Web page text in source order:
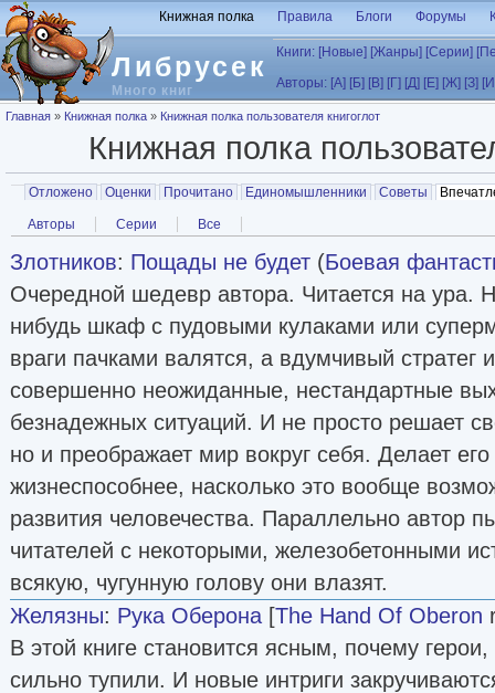
Перейти к основному содержанию
Либрусек
Много книг
Книжная полка Правила Блоги Форумы
Книги: [Новые] [Жанры] [Серии]
Авторы: [А] [Б] [В] [Г] [Д] [Е] [Ж] [З]
Вы здесь
Главная » Книжная полка » Книжная полка пользователя книгоглот
Книжная полка
Главные вкладки
Отложено Оценки Прочитано Единомышленники Советы
Вторичные вкладки
Авторы Серии Все
Злотников: Пощады не будет (Боевая
Очередной шедевр автора. Читается на ура.
нибудь шкаф с пудовыми кулаками или
враги пачками валятся, а вдумчивый стратег
совершенно неожиданные, нестандартные
безнадежных ситуаций. И не просто решает
но и преображает мир вокруг себя. Делает
жизнеспособнее, насколько это вообще
развития человечества. Параллельно автор
читателей с некоторыми, железобетонными
всякую, чугунную голову они влазят.
Желязны: Рука Оберона [The Hand Of Oberon
В этой книге становится ясным, почему герои,
сильно тупили. И новые интриги